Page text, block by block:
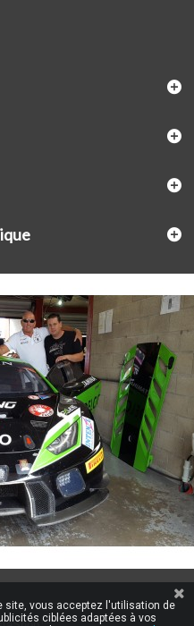
site, vous acceptez l'utilisation de
ciblées adaptées à vos